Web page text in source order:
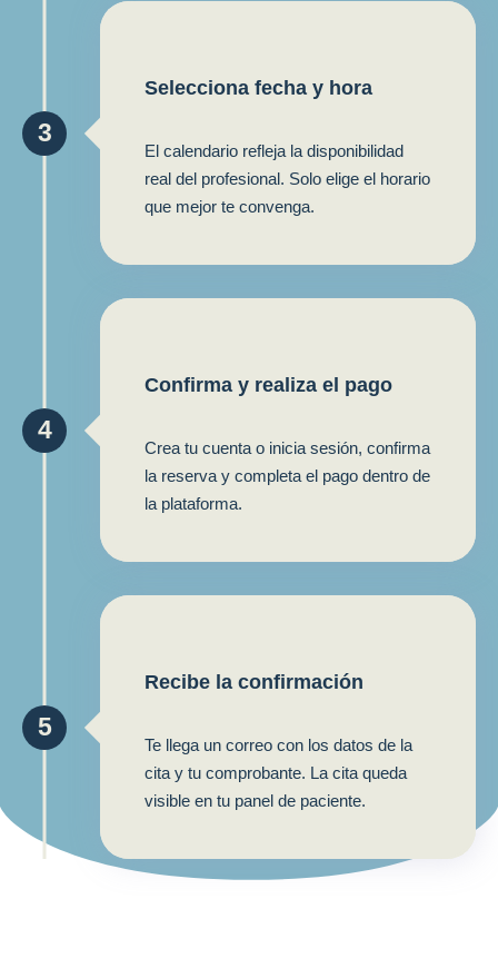
Selecciona fecha y hora
El calendario refleja la disponibilidad
real del profesional. Solo elige el horario
que mejor te convenga.
3
Confirma y realiza el pago
Crea tu cuenta o inicia sesión, confirma
la reserva y completa el pago dentro de
la plataforma.
4
Recibe la confirmación
Te llega un correo con los datos de la
cita y tu comprobante. La cita queda
visible en tu panel de paciente.
5